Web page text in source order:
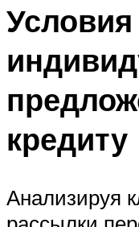
кредиту
Анализируя